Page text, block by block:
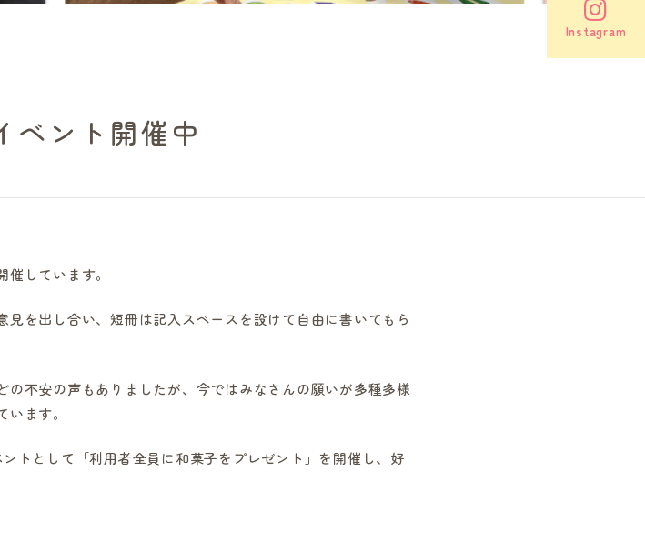
ベント開催中
しています。
を出し合い、短冊は記入スペースを設けて自由に書いてもら
不安の声もありましたが、今ではみなさんの願いが多種多様
ます。
トとして「利用者全員に和菓子をプレゼント」を開催し、好
Instagram